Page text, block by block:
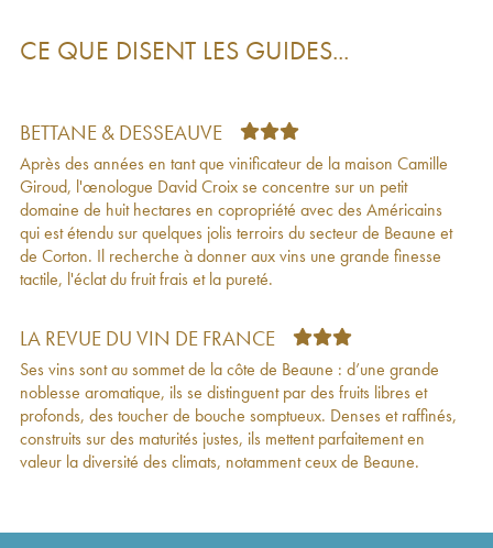
Beaune 1er Cru Les Cents vignes Croix
Corton-Charlemagne Grand Cru Croix
(Domaine des)2021
Savigny-lès-Beaune 1er Cru Les Peuillets Croix
(Domaine des)2021
49€
Beaune 1er Cru Les Tuvilains Croix (Domaine
des)2021
76€
Beaune 1er Cru Les Cents vignes Croix
Beaune 1er Cru Pertuisots Croix (Domaine des)
2020
Beaune 1er Cru Les Bressandes Croix (Domaine
des) 2020
63€
Beaune Croix (Domaine des)2020 31€
Corton Grand Cru Les Grèves Croix (Domaine
des)2020
153€
Beaune 1er Cru Les Tuvilains Croix (Domaine
62€
CE QUE DISENT LES GUIDES...
BETTANE & DESSEAUVE
Après des années en tant que vinificateur de la maison Camille
Giroud, l'œnologue David Croix se concentre sur un petit
domaine de huit hectares en copropriété avec des Américains
qui est étendu sur quelques jolis terroirs du secteur de Beaune et
de Corton. Il recherche à donner aux vins une grande finesse
tactile, l'éclat du fruit frais et la pureté.
LA REVUE DU VIN DE FRANCE
Ses vins sont au sommet de la côte de Beaune : d’une grande
noblesse aromatique, ils se distinguent par des fruits libres et
profonds, des toucher de bouche somptueux. Denses et raffinés,
construits sur des maturités justes, ils mettent parfaitement en
valeur la diversité des climats, notamment ceux de Beaune.